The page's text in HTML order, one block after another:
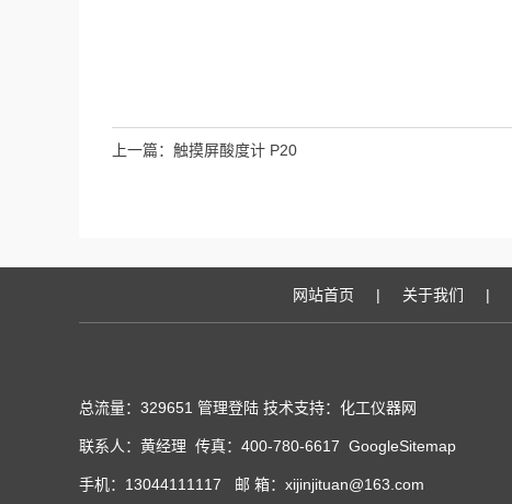
上一篇： 触摸屏酸度计 P20
网站首页 | 关于我们 |
总流量：329651 管理登陆 技术支持：化工仪器网
联系人：黄经理 传真：400-780-6617 GoogleSitemap
手机：13044111117 邮 箱：xijinjituan@163.com